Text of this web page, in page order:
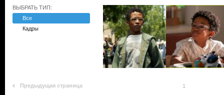
ВЫБРАТЬ ТИП:
Все
Кадры
Предыдущая страница 1